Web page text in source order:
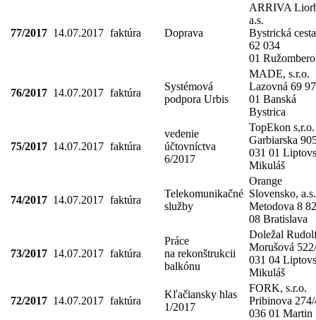
77/2017 14.07.2017 faktúra Doprava
ARRIVA
a.s.
Bystrická cesta
62 034
01
76/2017 14.07.2017 faktúra
Systémová
podpora Urbis
MADE, s.r.o.
Lazovná 69
01 Banská
Bystrica
75/2017 14.07.2017 faktúra
vedenie
účtovníctva
6/2017
TopEkon s,r.o.
Garbiarska
031 01
Mikuláš
74/2017 14.07.2017 faktúra
Telekomunikačné
služby
Orange
Slovensko, a.s.
Metodova 8
08 Bratislava
73/2017 14.07.2017 faktúra
Práce
na rekonštrukcii
balkónu
Doležal
Morušová
031 04
Mikuláš
72/2017 14.07.2017 faktúra
Kľačiansky hlas
1/2017
FORK, s.r.o.
Pribinova
036 01 Martin